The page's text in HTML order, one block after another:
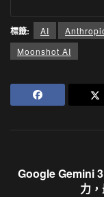
標籤: AI
Moonshot AI
Google Gemini
力